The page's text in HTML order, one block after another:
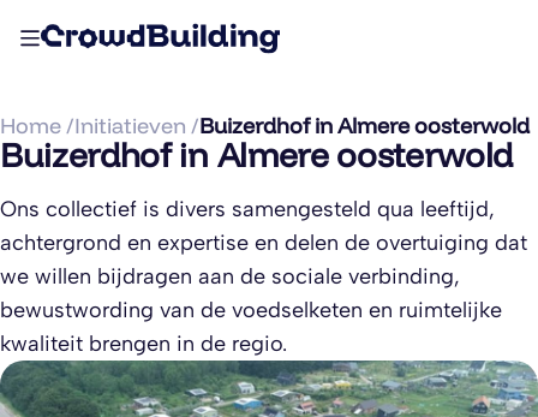
Home /Initiatieven /Buizerdhof in Almere oosterwold
Buizerdhof in Almere oosterwold
Ons collectief is divers samengesteld qua leeftijd,
achtergrond en expertise en delen de overtuiging dat
we willen bijdragen aan de sociale verbinding,
bewustwording van de voedselketen en ruimtelijke
kwaliteit brengen in de regio.